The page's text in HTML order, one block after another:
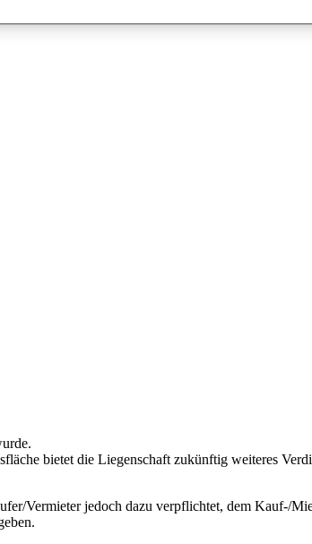
bietet die Liegenschaft zukünftig weiteres
Vermieter jedoch dazu verpflichtet, dem Kauf-/